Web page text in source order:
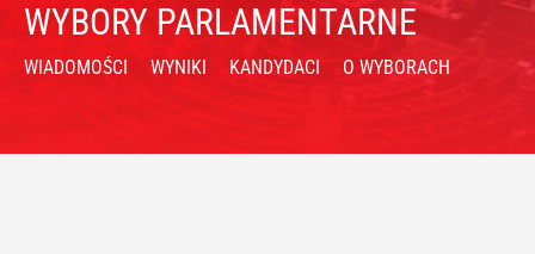
WYBORY PARLAMENTARNE
WIADOMOŚCI WYNIKI KANDYDACI O WYBORACH